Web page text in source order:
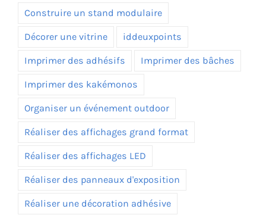
Construire un stand modulaire
Décorer une vitrine iddeuxpoints
Imprimer des adhésifs Imprimer des bâches
Imprimer des kakémonos
Organiser un événement outdoor
Réaliser des affichages grand format
Réaliser des affichages LED
Réaliser des panneaux d'exposition
Réaliser une décoration adhésive